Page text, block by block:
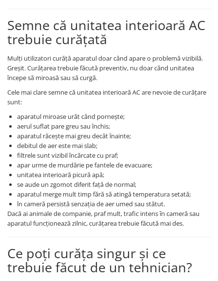
Semne că unitatea interioară AC
trebuie curățată
Mulți utilizatori curăță aparatul doar când apare o problemă vizibilă.
Greșit. Curățarea trebuie făcută preventiv, nu doar când unitatea
începe să miroasă sau să curgă.
Cele mai clare semne că unitatea interioară AC are nevoie de curățare
sunt:
aparatul miroase urât când pornește;
aerul suflat pare greu sau închis;
aparatul răcește mai greu decât înainte;
debitul de aer este mai slab;
filtrele sunt vizibil încărcate cu praf;
apar urme de murdărie pe fantele de evacuare;
unitatea interioară picură apă;
se aude un zgomot diferit față de normal;
aparatul merge mult timp fără să atingă temperatura setată;
în cameră persistă senzația de aer umed sau stătut.
Dacă ai animale de companie, praf mult, trafic intens în cameră sau
aparatul funcționează zilnic, curățarea trebuie făcută mai des.
Ce poți curăța singur și ce
trebuie făcut de un tehnician?